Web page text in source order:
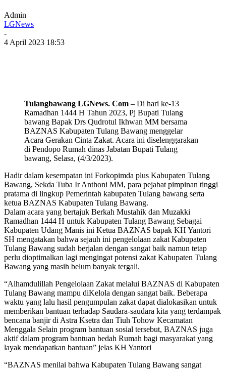
Admin
LGNews
-
4 April 2023 18:53
Tulangbawang LGNews. Com – Di hari ke-13
Ramadhan 1444 H Tahun 2023, Pj Bupati Tulang
bawang Bapak Drs Qudrotul Ikhwan MM bersama
BAZNAS Kabupaten Tulang Bawang menggelar
Acara Gerakan Cinta Zakat. Acara ini diselenggarakan
di Pendopo Rumah dinas Jabatan Bupati Tulang
bawang, Selasa, (4/3/2023).
Hadir dalam kesempatan ini Forkopimda plus Kabupaten Tulang
Bawang, Sekda Tuba Ir Anthoni MM, para pejabat pimpinan tinggi
pratama di lingkup Pemerintah kabupaten Tulang bawang serta
ketua BAZNAS Kabupaten Tulang Bawang.
Dalam acara yang bertajuk Berkah Mustahik dan Muzakki
Ramadhan 1444 H untuk Kabupaten Tulang Bawang Sebagai
Kabupaten Udang Manis ini Ketua BAZNAS bapak KH Yantori
SH mengatakan bahwa sejauh ini pengelolaan zakat Kabupaten
Tulang Bawang sudah berjalan dengan sangat baik namun tetap
perlu dioptimalkan lagi mengingat potensi zakat Kabupaten Tulang
Bawang yang masih belum banyak tergali.
“Alhamdulillah Pengelolaan Zakat melalui BAZNAS di Kabupaten
Tulang Bawang mampu diKelola dengan sangat baik. Beberapa
waktu yang lalu hasil pengumpulan zakat dapat dialokasikan untuk
memberikan bantuan terhadap Saudara-saudara kita yang terdampak
bencana banjir di Astra Ksetra dan Tiuh Tohow Kecamatan
Menggala Selain program bantuan sosial tersebut, BAZNAS juga
aktif dalam program bantuan bedah Rumah bagi masyarakat yang
layak mendapatkan bantuan” jelas KH Yantori
“BAZNAS menilai bahwa Kabupaten Tulang Bawang sangat